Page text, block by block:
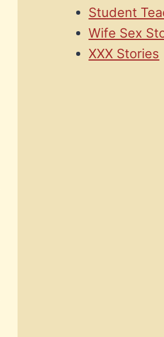
Student
Wife Sex
XXX Stories